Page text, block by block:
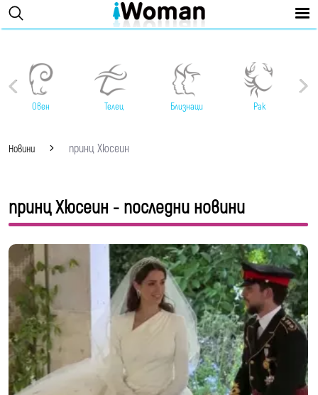
Овен Телец Близнаци Рак
Новини принц Хюсеин
принц Хюсеин - последни новини